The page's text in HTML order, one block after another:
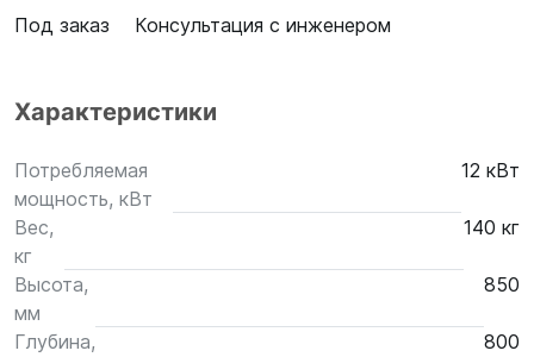
Под заказ
Консультация с инженером
Характеристики
Потребляемая
мощность, кВт
12 кВт
Вес,
кг
140 кг
Высота,
мм
850
Глубина,
800